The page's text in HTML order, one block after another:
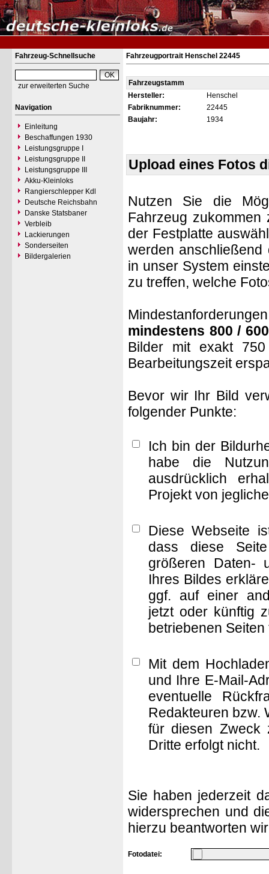
Fahrzeug-Schnellsuche
zur erweiterten Suche
Navigation
Einleitung
Beschaffungen 1930
Leistungsgruppe I
Leistungsgruppe II
Leistungsgruppe III
Akku-Kleinloks
Rangierschlepper Kdl
Deutsche Reichsbahn
Danske Statsbaner
Verbleib
Lackierungen
Sonderseiten
Bildergalerien
Fahrzeugportrait Henschel 22445
Fahrzeugstamm
Hersteller:
Henschel
Fabriknummer:
22445
Baujahr:
1934
Upload eines Fotos
Nutzen Sie die
Fahrzeug
der Festplatte
werden anschließend
in unser System
zu treffen, welche
mindestens 800 /
Bilder mit exakt
Bearbeitungszeit
Bevor wir Ihr Bild
folgender Punkte:
Ich bin der
habe die
ausdrücklich
Projekt von
Diese Webseite
dass diese
größeren Daten-
Ihres Bildes
ggf. auf einer
jetzt oder künftig
betriebenen
Mit dem
und Ihre E-Mail-
eventuelle
Redakteuren bzw.
für diesen Zweck
Dritte erfolgt nicht.
Sie haben jederzeit
widersprechen und
hierzu beantworten
Fotodatei: